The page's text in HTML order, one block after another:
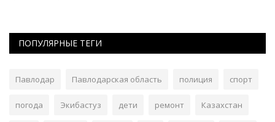
ПОПУЛЯРНЫЕ ТЕГИ
Павлодар Павлодарская область полиция спорт
погода Экибастуз дети ремонт Казахстан